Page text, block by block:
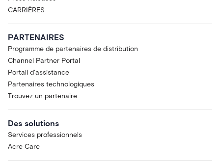
CARRIÈRES
PARTENAIRES
Programme de partenaires de distribution
Channel Partner Portal
Portail d'assistance
Partenaires technologiques
Trouvez un partenaire
Des solutions
Services professionnels
Acre Care